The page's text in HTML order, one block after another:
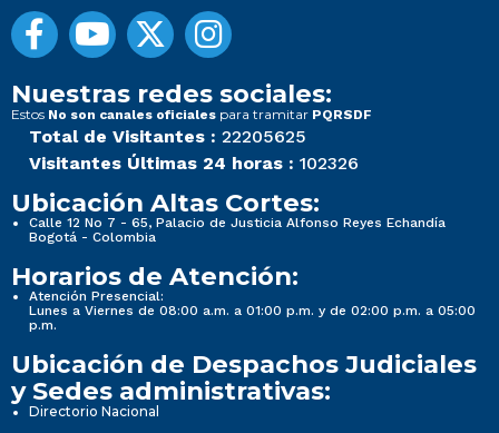
Nuestras redes sociales:
Estos No son canales oficiales para tramitar PQRSDF
Total de Visitantes : 22205625
Visitantes Últimas 24 horas : 102326
Ubicación Altas Cortes:
Calle 12 No 7 - 65, Palacio de Justicia Alfonso Reyes Echandía
Bogotá - Colombia
Horarios de Atención:
Atención Presencial:
Lunes a Viernes de 08:00 a.m. a 01:00 p.m. y de 02:00 p.m. a 05:00
p.m.
Ubicación de Despachos Judiciales
y Sedes administrativas:
Directorio Nacional